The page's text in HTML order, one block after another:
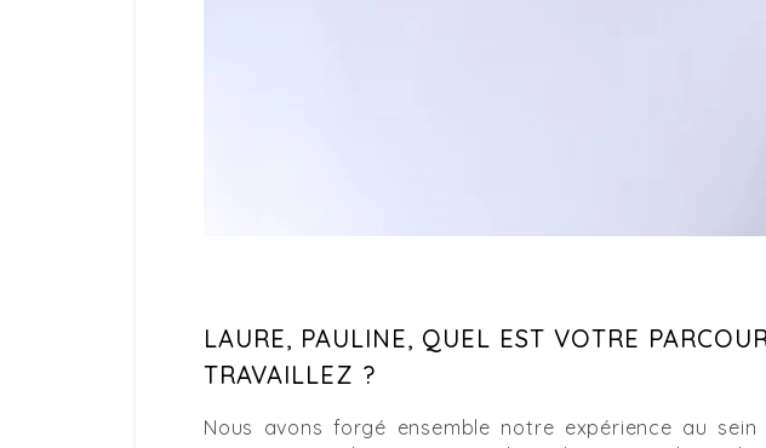
LAURE, PAULINE, QUEL EST VOTRE
TRAVAILLEZ ?
Nous avons forgé ensemble notre expérience au